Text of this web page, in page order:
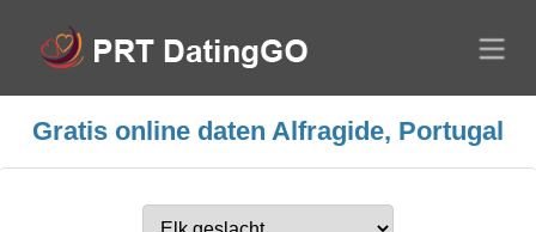
Gratis online daten Alfragide, Portugal